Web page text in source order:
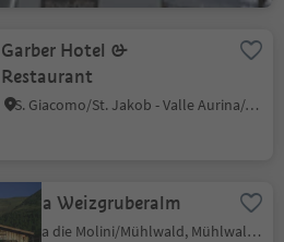
Garber Hotel &
Restaurant
S. Giacomo/St. Jakob - Valle Aurina/Ahrntal, Ahrntal/Valle Aurina, Ahrntal/Valle Aurina
Malga Weizgruberalm
Selva die Molini/Mühlwald, Mühlwald/Selva dei Molini, Ahrntal/Valle Aurina